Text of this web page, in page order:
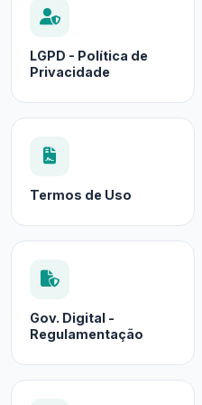
LGPD - Política de
Privacidade
Termos de Uso
Gov. Digital -
Regulamentação